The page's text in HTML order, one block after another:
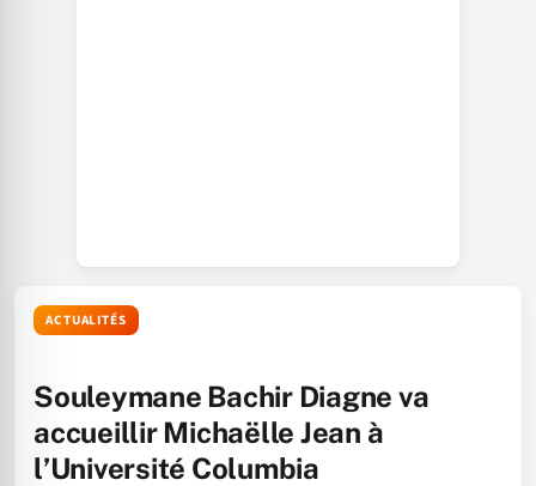
ACTUALITÉS
Souleymane Bachir Diagne va
accueillir Michaëlle Jean à
l’Université Columbia